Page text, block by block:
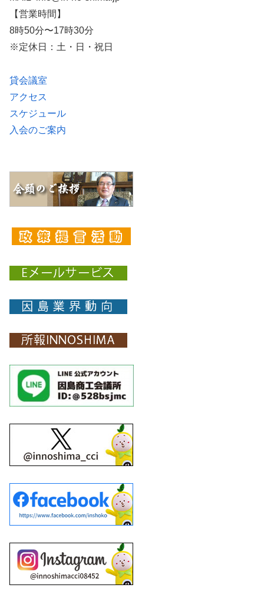
【営業時間】
8時50分〜17時30分
※定休日：土・日・祝日
貸会議室
アクセス
スケジュール
入会のご案内